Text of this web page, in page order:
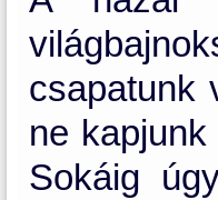
csapatunk
ne
Sokáig